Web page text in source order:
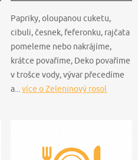
Papriky, oloupanou cuketu,
cibuli, česnek, feferonku, rajčata
pomeleme nebo nakrájíme,
krátce povaříme, Deko povaříme
v trošce vody, vývar přecedíme
a... více o Zeleninový rosol